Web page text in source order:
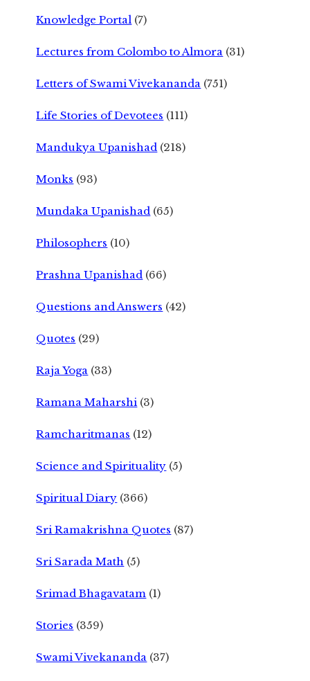
Knowledge Portal (7)
Lectures from Colombo to Almora (31)
Letters of Swami Vivekananda (751)
Life Stories of Devotees (111)
Mandukya Upanishad (218)
Monks (93)
Mundaka Upanishad (65)
Philosophers (10)
Prashna Upanishad (66)
Questions and Answers (42)
Quotes (29)
Raja Yoga (33)
Ramana Maharshi (3)
Ramcharitmanas (12)
Science and Spirituality (5)
Spiritual Diary (366)
Sri Ramakrishna Quotes (87)
Sri Sarada Math (5)
Srimad Bhagavatam (1)
Stories (359)
Swami Vivekananda (37)